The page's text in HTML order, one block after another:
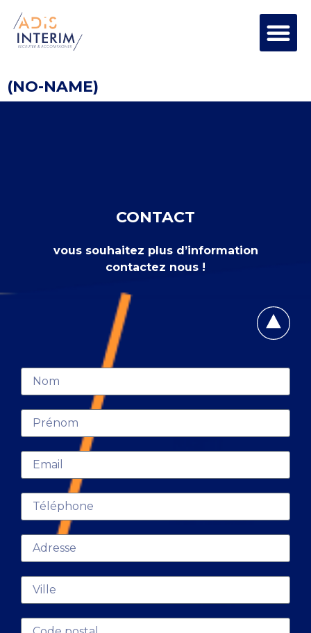
(NO-NAME)
CONTACT
vous souhaitez plus d’information
contactez nous !